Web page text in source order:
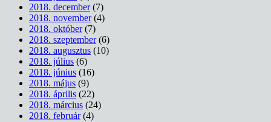
2018. december(7)
2018. november(4)
2018. október(7)
2018. szeptember(6)
2018. augusztus (10)
2018. július (6)
2018. június (16)
2018. május (9)
2018. április (22)
2018. március (24)
2018. február(4)